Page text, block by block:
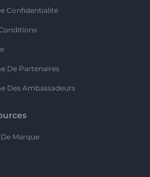
Confidentialité
De Partenaires
Des Ambassadeurs
Marque